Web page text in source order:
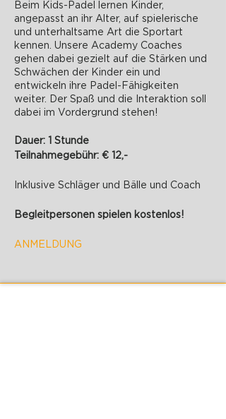
Beim Kids-Padel lernen Kinder,
angepasst an ihr Alter, auf spielerische
und unterhaltsame Art die Sportart
kennen. Unsere Academy Coaches
gehen dabei gezielt auf die Stärken und
Schwächen der Kinder ein und
entwickeln ihre Padel-Fähigkeiten
weiter. Der Spaß und die Interaktion soll
dabei im Vordergrund stehen!
Dauer: 1 Stunde
Teilnahmegebühr: € 12,-
Inklusive Schläger und Bälle und Coach
Begleitpersonen spielen kostenlos!
ANMELDUNG